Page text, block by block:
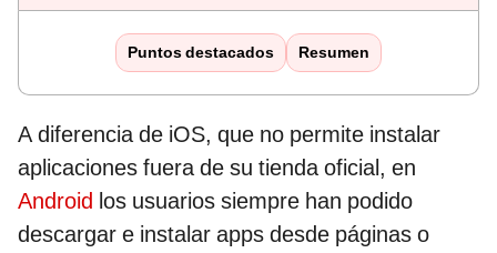
Puntos destacados Resumen
A diferencia de iOS, que no permite instalar
aplicaciones fuera de su tienda oficial, en
Android los usuarios siempre han podido
descargar e instalar apps desde páginas o